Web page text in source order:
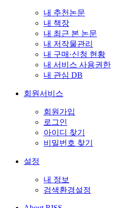
내 추천논문
내 책장
내 최근 본 논문
내 저작물관리
내 구매·신청 현황
내 서비스 사용권한
내 관심 DB
회원서비스
회원가입
로그인
아이디 찾기
비밀번호 찾기
설정
내 정보
검색환경설정